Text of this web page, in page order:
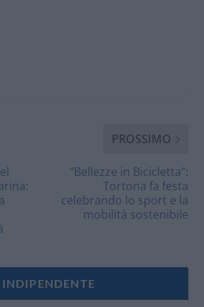
PROSSIMO
“Bellezze in Bicicletta”:
Tortona fa festa
celebrando lo sport e la
mobilità sostenibile